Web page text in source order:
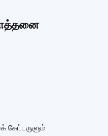
கேட்டருளும்